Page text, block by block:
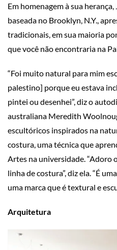
Em homenagem à sua
baseada no Brooklyn, N.Y.,
tradicionais, em sua maioria
que você não encontraria na
“Foi muito natural para mim
palestino] porque eu estava
pintei ou desenhei”, diz o
australiana Meredith
escultóricos inspirados na
costura, uma técnica que
Artes na universidade. “Adoro
linha de costura”, diz ela. “É
uma marca que é textural e
Arquitetura